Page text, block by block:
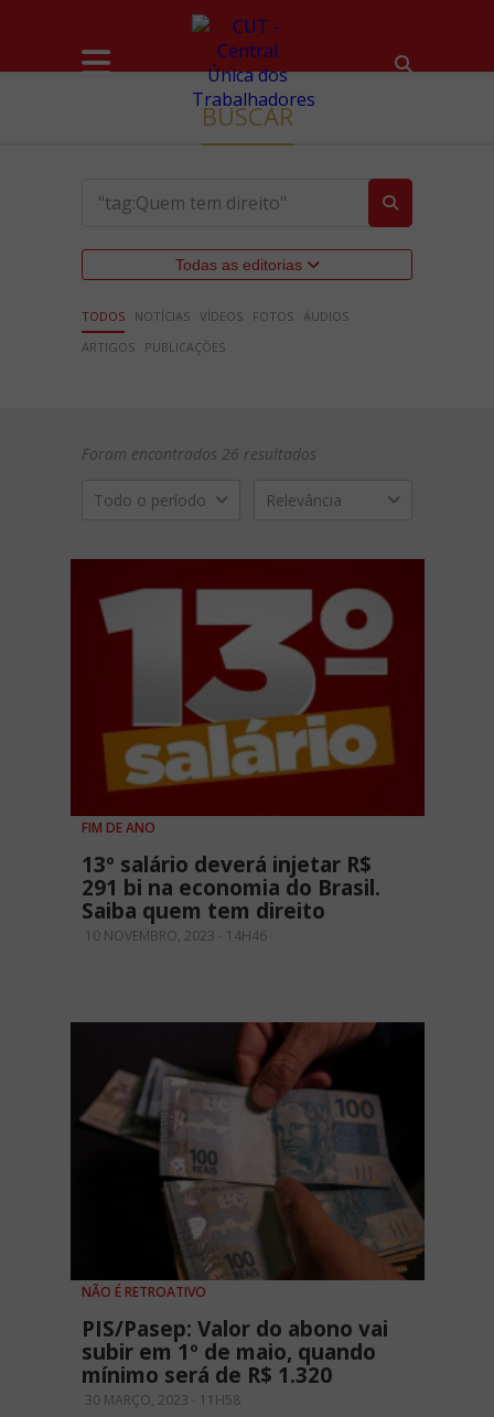
BUSCAR
Todas as editorias
TODOS NOTÍCIAS VÍDEOS FOTOS ÁUDIOS
ARTIGOS
PUBLICAÇÕES
Foram encontrados 26 resultados
Todo o período Relevância
FIM DE ANO
13º salário deverá injetar R$
291 bi na economia do Brasil.
Saiba quem tem direito
10 NOVEMBRO, 2023 - 14H46
NÃO É RETROATIVO
PIS/Pasep: Valor do abono vai
subir em 1º de maio, quando
mínimo será de R$ 1.320
30 MARÇO, 2023 - 11H58